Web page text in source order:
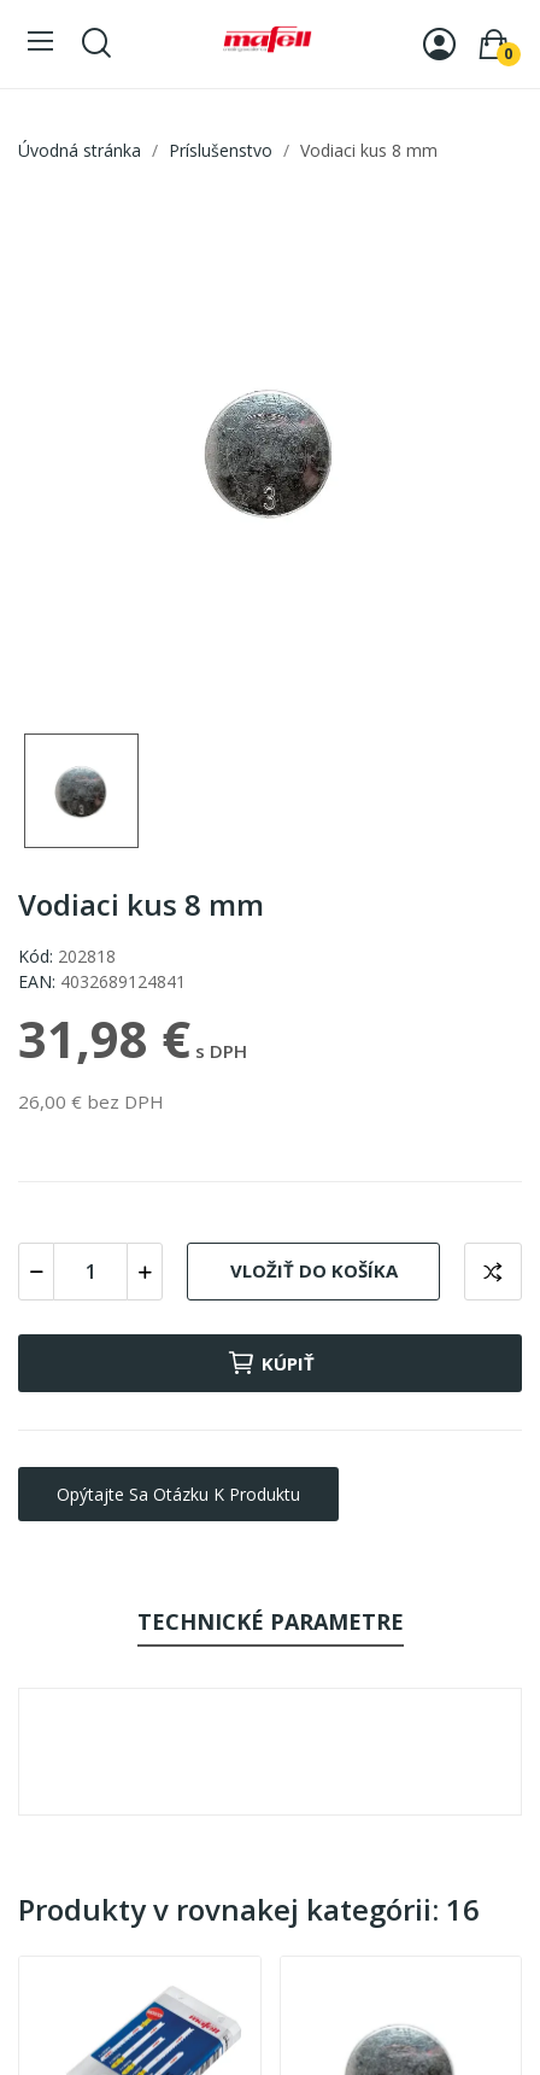
0
Úvodná stránka Príslušenstvo Vodiaci kus 8 mm
Vodiaci kus 8 mm
Kód: 202818
EAN: 4032689124841
31,98 € s DPH
26,00 € bez DPH
VLOŽIŤ DO KOŠÍKA
KÚPIŤ
Opýtajte Sa Otázku K Produktu
TECHNICKÉ PARAMETRE
Produkty v rovnakej kategórii: 16